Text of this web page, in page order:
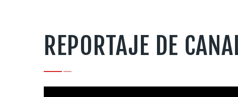
REPORTAJE DE